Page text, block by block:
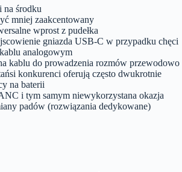
na środku
mniej zaakcentowany
wprost z pudełka
gniazda USB-C w przypadku chęci
analogowym
kablu do prowadzenia rozmów przewodowo
konkurenci oferują często dwukrotnie
na baterii
i tym samym niewykorzystana okazja
padów (rozwiązania dedykowane)